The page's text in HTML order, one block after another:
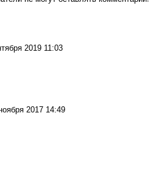
2019 11:03
2017 14:49